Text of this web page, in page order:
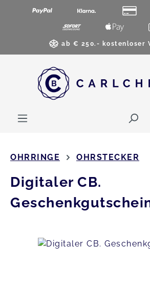
Zum Hauptinhalt springen
ab € 250.- kostenloser
OHRRINGE OHRSTECKER
Digitaler CB.
Bildergalerie überspringen